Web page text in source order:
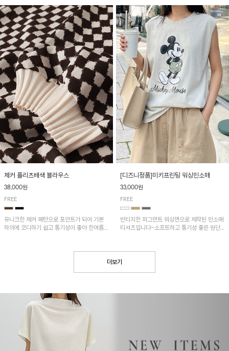
체커 플리츠배색 블라우스
38,000원
FREE
유니크한 체커 패턴으로 포인트가 되어 기본
하의에 코디하기 쉽고 통기성이 좋아 한여름에
[디즈니정품]미키프린팅 워싱민소매
33,000원
FREE
빈티지한 피그먼트 워싱면으로 제작된 민소매
티셔츠입니다~소프트하고 통기성 좋은 원단
더보기